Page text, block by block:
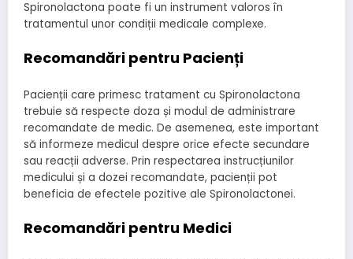
Spironolactona poate fi un instrument valoros în
tratamentul unor condiții medicale complexe.
Recomandări pentru Pacienți
Pacienții care primesc tratament cu Spironolactona
trebuie să respecte doza și modul de administrare
recomandate de medic. De asemenea, este important
să informeze medicul despre orice efecte secundare
sau reacții adverse. Prin respectarea instrucțiunilor
medicului și a dozei recomandate, pacienții pot
beneficia de efectele pozitive ale Spironolactonei.
Recomandări pentru Medici